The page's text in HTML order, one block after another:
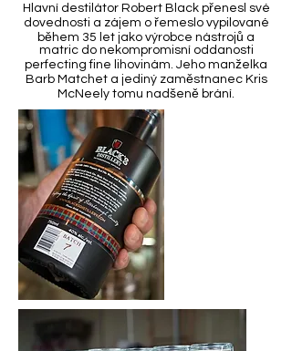
Hlavní destilátor Robert Black přenesl své
dovednosti a zájem o řemeslo vypilované
během 35 let jako výrobce nástrojů a
matric do nekompromisní oddanosti
perfecting fine lihovinám. Jeho manželka
Barb Matchet a jediný zaměstnanec Kris
McNeely tomu nadšeně brání.